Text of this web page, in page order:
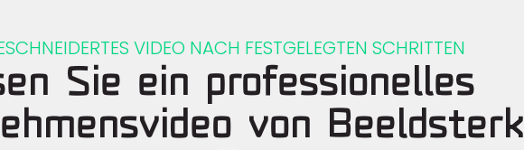
VIDEO NACH FESTGELEGTEN SCHRITTEN
Sie ein professionelles
von Beeldsterk